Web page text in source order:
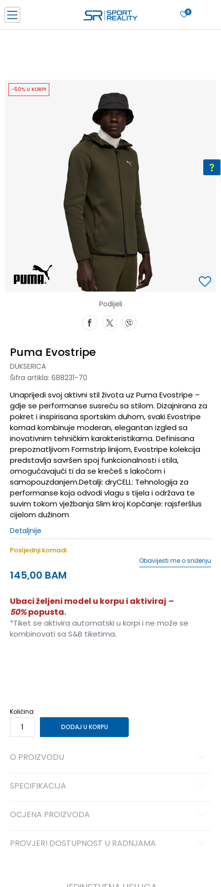
0
CLICK & COLLECT Platite karticom online i preuzmite u prodavnici po vašem
izboru
SAZNAJTE VIŠE
-50% U KORPI
Podijeli
Puma Evostripe
DUKSERICA
Šifra artikla: 688231-70
Unaprijedi svoj aktivni stil života uz Puma Evostripe –
gdje se performanse susreću sa stilom. Dizajnirana za
pokret i inspirisana sportskim duhom, svaki Evostripe
komad kombinuje moderan, elegantan izgled sa
inovativnim tehničkim karakteristikama. Definisana
prepoznatljivom Formstrip linijom, Evostripe kolekcija
predstavlja savršen spoj funkcionalnosti i stila,
omogućavajući ti da se krećeš s lakoćom i
samopouzdanjem.Detalji: dryCELL: Tehnologija za
performanse koja odvodi vlagu s tijela i održava te
suvim tokom vježbanja Slim kroj Kopčanje: rajsferšlus
cijelom dužinom
Detaljnije
Posljednji komadi
145,00 BAM
Obavijesti me o sniženju
Ubaci željeni model u korpu i aktiviraj –
50%popusta.
*Tiket se aktivira automatski u korpi i ne može se
kombinovati sa S&B tiketima.
Količina:
DODAJ U KORPU
O PROIZVODU
SPECIFIKACIJA
OCJENA PROIZVODA
PROVJERI DOSTUPNOST U RADNJAMA